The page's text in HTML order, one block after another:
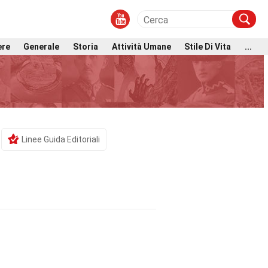
Generale Storia Attività Umane Stile Di Vita ...
Linee Guida Editoriali